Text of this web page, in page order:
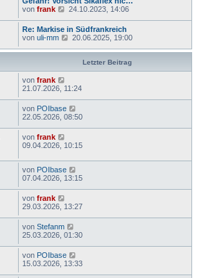
g
t
r
a
g
B
i
t
r
a
e
s
t
e
r
e
i
t
a
von frank
N
u
e
s
t
i
t
r
a
24.10.2023, 14:06
Re: Markise in Südfrankreich
von uli-mm
N
u
s
e
e
i
t
a
20.06.2025, 19:00
Letzter Beitrag
von frank
21.07.2026, 11:24
von POIbase
22.05.2026, 08:50
von frank
09.04.2026, 10:15
von POIbase
07.04.2026, 13:15
von frank
29.03.2026, 13:27
von Stefanm
25.03.2026, 01:30
von POIbase
15.03.2026, 13:33